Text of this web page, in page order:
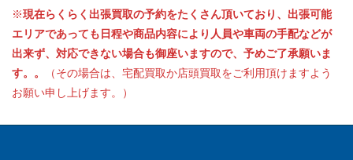
※現在らくらく出張買取の予約をたくさん頂いており、出張可能
エリアであっても日程や商品内容により人員や車両の手配などが
出来ず、対応できない場合も御座いますので、予めご了承願いま
す。。
（その場合は、宅配買取か店頭買取をご利用頂けますよう
お願い申し上げます。）